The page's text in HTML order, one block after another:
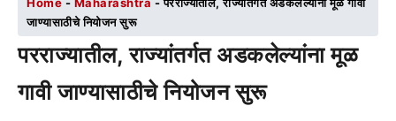
जाण्यासाठीचे नियोजन सुरू
परराज्यातील, राज्यांतर्गत अडकलेल्यांना मूळ
गावी जाण्यासाठीचे नियोजन सुरू